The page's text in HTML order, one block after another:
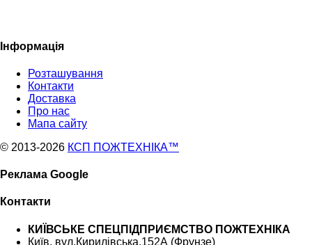
Інформація
Розташування
Контакти
Доставка
Про нас
Мапа сайту
© 2013-2026 КСП ПОЖТЕХНІКА™
Реклама Google
Контакти
КИЇВСЬКЕ СПЕЦПІДПРИЄМСТВО ПОЖТЕХНІКА
Київ, вул.Кирилівська,152А (Фрунзе)